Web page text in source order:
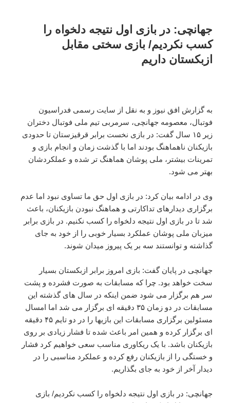
جهانچی: در بازی اول نتیجه دلخواه را
کسب نکردیم/ بازی سختی مقابل
ازبکستان داریم
به گزارش افق نیوز و به نقل از سایت رسمی فدراسیون
فوتبال، معصومه جهانچی، سرمربی تیم ملی فوتبال دختران
زیر ۱۵ سال گفت: در بازی نخست برابر قرقیزستان تا حدودی
بازیکنان ناهماهنگ بودند اما با گذشت زمان و انجام بازی و
تمرینات بیشتر، ملی پوشان هماهنگ تر شده و عملکردشان
بهتر می شود.
وی در ادامه بیان کرد: در بازی اول حق ما تساوی نبود اما عدم
برگزاری دیدارهای تداکارتی و هماهنگ نبودن بازیکنان، باعث
شد تا در بازی اول نتیجه دلخواه را کسب نکنیم. در بازی برابر
میزبان ملی پوشان عملکرد بسیار خوبی را از خود به جای
گذاشته و توانستند سه بر یک پیروز میدان شوند.
جهانچی در پایان گفت: بازی امروز برابر ازبکستان بسیار
سخت خواهد بود. چرا که مسابقات به صورت فشرده و پشت
سر هم برگزار می شود ضمن اینکه در سال های گذشته این
مسابقات در دو زمان ۳۵ دقیقه ای برگزار می شد اما امسال
مسئولین برگزاری مسابقات این بازیها را در دو تایم ۴۵ دقیقه
ای برگزار کرده و همین امر باعث شده تا فشار زیادی بر روی
بازیکنان باشد. با یک ریکاوری مناسب سعی خواهیم کرد فشار
و خستگی را از بازیکنان رفع کرده و عملکرد مناسبی را در
دیدار آخر از خود به جای بگذاریم.
جهانچی: در بازی اول نتیجه دلخواه را کسب نکردیم/ بازی